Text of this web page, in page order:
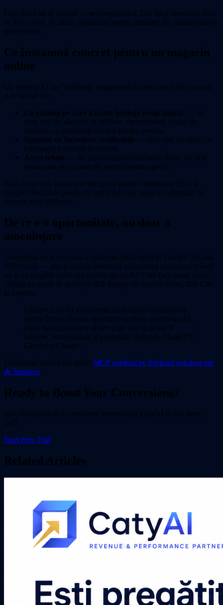
Cele două nu se exclud — se completează. Dar dacă investești doar
în SEO clasic în 2026, optimizezi pentru jumătate din canalul real de
descoperire.
Ce înseamnă concret pentru un magazin
online
Un asistent AI nu "vizitează" magazinul tău așa cum o face un om.
Are nevoie de:
Un catalog pe care îl poate înțelege programatic — nu
doar text de vânzare, ci atribute, caracteristici, cazuri de
utilizare, ce problemă rezolvă fiecare produs.
Semnale de încredere verificabile — cine ești, ce vinzi, că
informația e curentă și corectă.
Acces tehnic — fie prin conținut crawl-abil clasic, fie prin
protocoale noi construite special pentru agenți.
Fără aceste trei, produsele tale pot fi perfect optimizate SEO și
complet invizibile pentru un agent AI care caută recomandări în
numele unui utilizator.
De ce e o oportunitate, nu doar o
amenințare
Competiția pe acest canal e mult mai mică decât în Google Ads sau
SEO clasic — pur și simplu pentru că majoritatea magazinelor încă
nu și-au pregătit catalogul pentru agenți AI. Cine face pasul acum
câștigă un canal de achiziție fără licitație de cuvinte cheie, fără CPC
în creștere.
Uzinele CatyAI transformă cataloagele magazinelor
online într-un format optimizat exclusiv pentru era AI,
astfel încât produsele și serviciile tale să poată fi
înțelese, recomandate și prezentate direct de ChatGPT,
Gemini și Claude.
Următorul articol din serie: MCP explicat pe înțelesul oricărui om
de business.
Ready to Boost Your Conversions?
Join thousands of e-commerce stores using CatyAI to sell more,
24/7.
Start Free Trial
Related Articles